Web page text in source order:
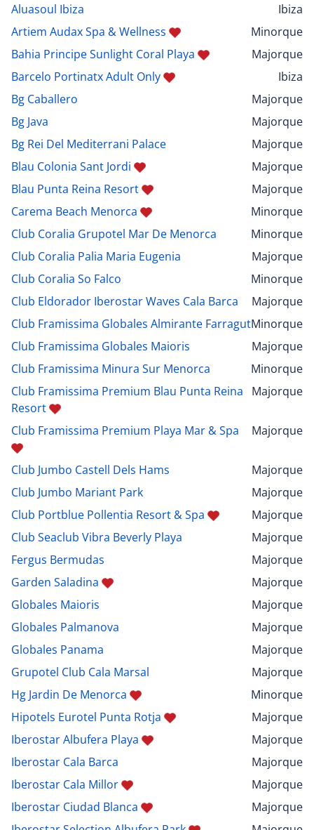
Aluasoul Ibiza
Ibiza
Artiem Audax Spa & Wellness
Minorque
Bahia Principe Sunlight Coral Playa
Majorque
Barcelo Portinatx Adult Only
Ibiza
Bg Caballero
Majorque
Bg Java
Majorque
Bg Rei Del Mediterrani Palace
Majorque
Blau Colonia Sant Jordi
Majorque
Blau Punta Reina Resort
Majorque
Carema Beach Menorca
Minorque
Club Coralia Grupotel Mar De Menorca
Minorque
Club Coralia Palia Maria Eugenia
Majorque
Club Coralia So Falco
Minorque
Club Eldorador Iberostar Waves Cala Barca
Majorque
Club Framissima Globales Almirante FarragutMinorque
Club Framissima Globales Maioris
Majorque
Club Framissima Minura Sur Menorca
Minorque
Club Framissima Premium Blau Punta Reina
Resort
Majorque
Club Framissima Premium Playa Mar & Spa Majorque
Club Jumbo Castell Dels Hams
Majorque
Club Jumbo Mariant Park
Majorque
Club Portblue Pollentia Resort & Spa
Majorque
Club Seaclub Vibra Beverly Playa
Majorque
Fergus Bermudas
Majorque
Garden Saladina
Majorque
Globales Maioris
Majorque
Globales Palmanova
Majorque
Globales Panama
Majorque
Grupotel Club Cala Marsal
Majorque
Hg Jardin De Menorca
Minorque
Hipotels Eurotel Punta Rotja
Majorque
Iberostar Albufera Playa
Majorque
Iberostar Cala Barca
Majorque
Iberostar Cala Millor
Majorque
Iberostar Ciudad Blanca
Majorque